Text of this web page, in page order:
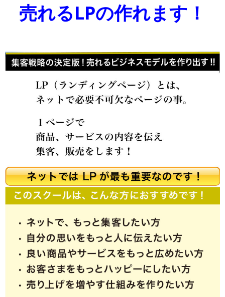
売れるLPの作れます！